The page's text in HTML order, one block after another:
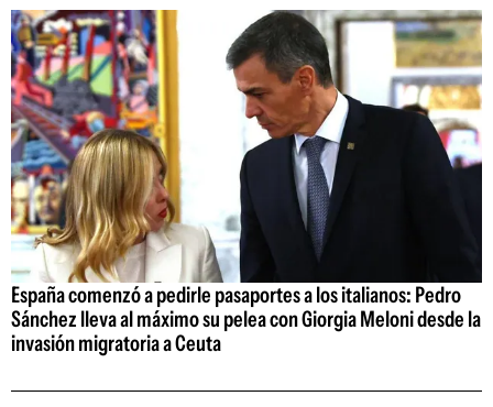
España comenzó a pedirle pasaportes a los italianos: Pedro
Sánchez lleva al máximo su pelea con Giorgia Meloni desde la
invasión migratoria a Ceuta